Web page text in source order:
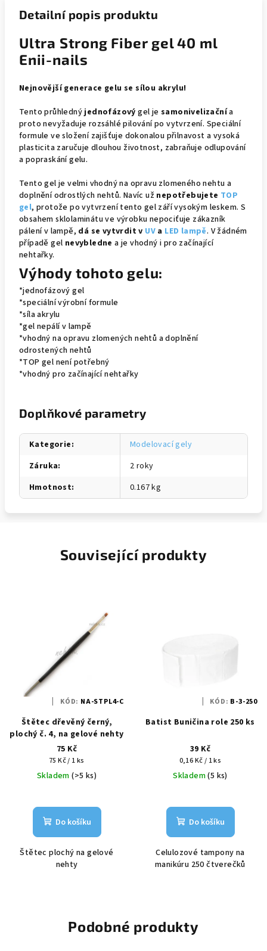
Detailní popis produktu
Ultra Strong Fiber gel 40 ml
Enii-nails
Nejnovější generace gelu se sílou akrylu!
Tento průhlednýjednofázový gel jesamonivelizačnía
proto nevyžaduje rozsáhlé pilování po vytvrzení. Speciální
formule ve složení zajišťuje dokonalou přilnavost a vysoká
plasticita zaručuje dlouhou životnost, zabraňuje odlupování
a popraskání gelu.
Tento gel je velmi vhodný na opravu zlomeného nehtu a
doplnění odrostlých nehtů. Navíc už nepotřebujete TOP
gel, protože po vytvrzení tento gel září vysokým leskem. S
obsahem sklolaminátu ve výrobku nepociťuje zákazník
pálení v lampě, dá se vytvrdit v UV a LED lampě. V žádném
případě gel nevybledne a je vhodný i pro začínající
nehtařky.
Výhody tohoto gelu:
*jednofázový gel
*speciální výrobní formule
*síla akrylu
*gel nepálí v lampě
*vhodný na opravu zlomených nehtů a doplnění
odrostených nehtů
*TOP gel není potřebný
*vhodný pro začínající nehtařky
Doplňkové parametry
Kategorie:
Modelovací gely
Záruka:
2 roky
Hmotnost: 0.167 kg
Související produkty
Štětec dřevěný černý,
plochý č. 4, na gelové nehty
75 Kč
Měrná
cena:
75 Kč / 1 ks
Skladem(>5 ks)
Do košíku
Štětec plochý na gelové
nehty
KÓD: NA-STPL4-C
Batist Buničina role 250 ks
39 Kč
Měrná
cena:
0,16 Kč / 1 ks
Skladem(5 ks)
Do košíku
Celulozové tampony na
manikúru 250 čtverečků
KÓD: B-3-250
Podobné produkty